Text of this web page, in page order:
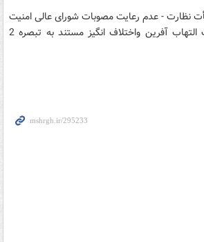
- هیأت نظارت - عدم رعایت مصوبات شورای عالی امنیت
مبنی بر عدم درج مطالب التهاب آفرین واختلاف انگیز مستند به تبصره 2